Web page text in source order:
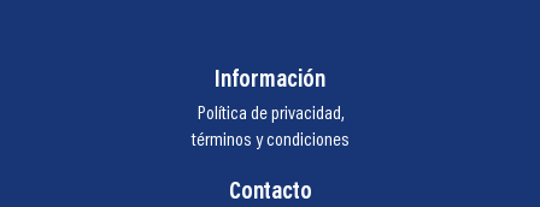
Información
Política de privacidad,
términos y condiciones
Contacto